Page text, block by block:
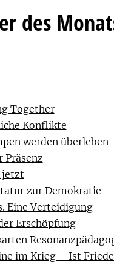
des
Together
Konflikte
werden überleben
Präsenz
jetzt
zur Demokratie
Eine Verteidigung
Erschöpfung
im Krieg – Ist